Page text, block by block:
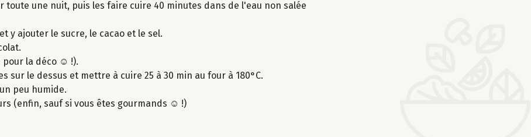
toute une nuit, puis les faire cuire 40 minutes dans de l'eau non salée
y ajouter le sucre, le cacao et le sel.
la déco ☺ !).
le dessus et mettre à cuire 25 à 30 min au four à 180°C.
peu humide.
(enfin, sauf si vous êtes gourmands ☺ !)